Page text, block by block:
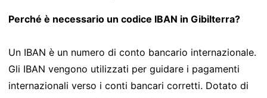
Perché è necessario un codice IBAN in Gibilterra?
Un IBAN è un numero di conto bancario internazionale.
Gli IBAN vengono utilizzati per guidare i pagamenti
internazionali verso i conti bancari corretti. Dotato di